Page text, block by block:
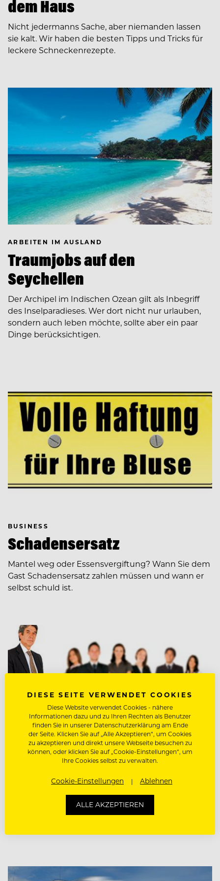
dem Haus
Nicht jedermanns Sache, aber niemanden lassen
sie kalt. Wir haben die besten Tipps und Tricks für
leckere Schneckenrezepte.
ARBEITEN IM AUSLAND
Traumjobs auf den
Seychellen
Der Archipel im Indischen Ozean gilt als Inbegriff
des Inselparadieses. Wer dort nicht nur urlauben,
sondern auch leben möchte, sollte aber ein paar
Dinge berücksichtigen.
BUSINESS
Schadensersatz
Mantel weg oder Essensvergiftung? Wann Sie dem
Gast Schadensersatz zahlen müssen und wann er
selbst schuld ist.
KARRIERE- & BEWERBUNGS-TIPPS
So führen Sie Ihren BOSS
Drehen Sie den Spieß um: Mitarbeiterführung
DIESE SEITE VERWENDET COOKIES
Diese Website verwendet Cookies - nähere
Informationen dazu und zu Ihren Rechten als Benutzer
finden Sie in unserer Datenschutzerklärung am Ende
der Seite. Klicken Sie auf „Alle Akzeptieren“, um Cookies
zu akzeptieren und direkt unsere Webseite besuchen zu
können, oder klicken Sie auf „Cookie-Einstellungen“, um
Ihre Cookies selbst zu verwalten.
Cookie-Einstellungen Ablehnen
ALLE AKZEPTIEREN